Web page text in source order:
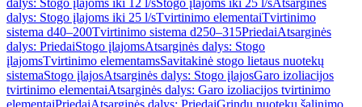
dalys: Stogo įlajoms iki 12 l/sStogo įlajoms iki 25 l/sAtsarginės
dalys: Stogo įlajoms iki 25 l/sTvirtinimo elementaiTvirtinimo
sistema d40–200Tvirtinimo sistema d250–315PriedaiAtsarginės
dalys: PriedaiStogo įlajomsAtsarginės dalys: Stogo
įlajomsTvirtinimo elementamsSavitakinė stogo lietaus nuotekų
sistemaStogo įlajosAtsarginės dalys: Stogo įlajosGaro izoliacijos
tvirtinimo elementaiAtsarginės dalys: Garo izoliacijos tvirtinimo
elementaiPriedaiAtsarginės dalys: PriedaiGrindų nuotekų šalinimo